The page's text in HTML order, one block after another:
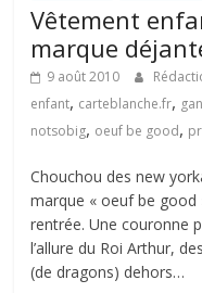
Vêtement
marque
9 août 2010
enfant, carteblanche.fr,
notsobig, oeuf be good,
Chouchou des new
marque « oeuf be good
rentrée. Une couronne
l’allure du Roi Arthur,
(de dragons) dehors…